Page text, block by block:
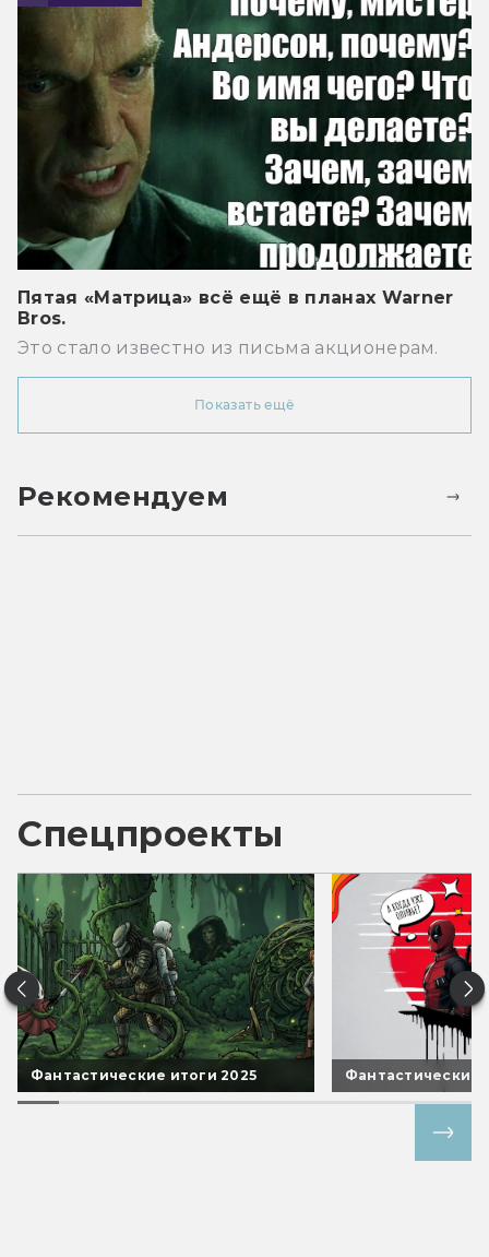
Пятая «Матрица» всё ещё в планах Warner
Bros.
Это стало известно из письма акционерам.
Показать ещё
Рекомендуем
Спецпроекты
Фантастические итоги 2025 Фантастические